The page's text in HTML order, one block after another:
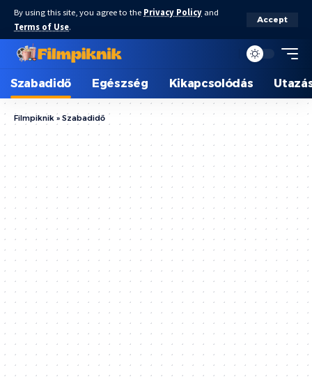
By using this site, you agree to the Privacy Policy and
Terms of Use.
Accept
Szabadidő Egészség Kikapcsolódás
Filmpiknik » Szabadidő